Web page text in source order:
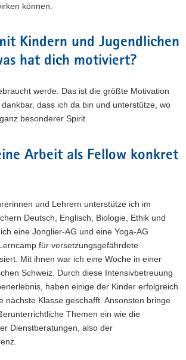
können.
Kindern und Jugendlichen
hat dich motiviert?
werde. Das ist die größte Motivation
dass ich da bin und unterstütze, wo
besonderer Spirit.
Arbeit als Fellow konkret
und Lehrern unterstütze ich im
Deutsch, Englisch, Biologie, Ethik und
eine Jonglier-AG und eine Yoga-AG
für versetzungsgefährdete
Mit ihnen war ich eine Woche in einer
Schweiz. Durch diese Intensivbetreuung
haben einige der Kinder erfolgreich
nächste Klasse geschafft. Ansonsten bringe
Themen ein wie die
Dienstberatungen, also der